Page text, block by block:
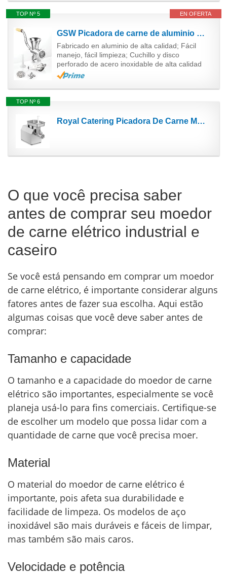
EN OFERTA
TOP Nº 5
GSW Picadora de carne de aluminio número 8 588423 con punta de pastelería y maja plateada
Fabricado en aluminio de alta calidad; Fácil
manejo, fácil limpieza; Cuchillo y disco
perforado de acero inoxidable de alta calidad
TOP Nº 6
Royal Catering Picadora De Carne Máquina De Carnicería RC-MM220 (Fabricada en acero inoxidable,...
O que você precisa saber
antes de comprar seu moedor
de carne elétrico industrial e
caseiro
Se você está pensando em comprar um moedor
de carne elétrico, é importante considerar alguns
fatores antes de fazer sua escolha. Aqui estão
algumas coisas que você deve saber antes de
comprar:
Tamanho e capacidade
O tamanho e a capacidade do moedor de carne
elétrico são importantes, especialmente se você
planeja usá-lo para fins comerciais. Certifique-se
de escolher um modelo que possa lidar com a
quantidade de carne que você precisa moer.
Material
O material do moedor de carne elétrico é
importante, pois afeta sua durabilidade e
facilidade de limpeza. Os modelos de aço
inoxidável são mais duráveis e fáceis de limpar,
mas também são mais caros.
Velocidade e potência